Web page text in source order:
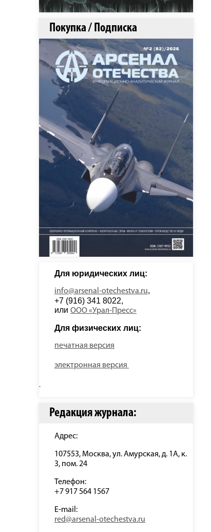
Покупка / Подписка
Для юридических лиц:
info@arsenal-otechestva.ru,
+7 (916) 341 8022,
или ООО «Урал-Пресс»
Для физических лиц:
печатная версия
электронная версия
Редакция журнала:
Адрес:
107553, Москва, ул. Амурская, д. 1А, к.
3, пом. 24
Телефон:
+7 917 564 1567
E-mail:
red@arsenal-otechestva.ru